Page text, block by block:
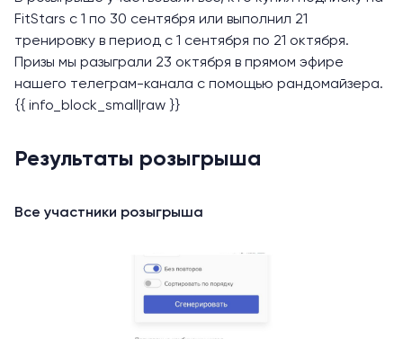
FitStars с 1 по 30 сентября или выполнил 21
тренировку в период с 1 сентября по 21 октября.
Призы мы разыграли 23 октября в прямом эфире
нашего телеграм-канала с помощью рандомайзера.
{{ info_block_small|raw }}
Результаты розыгрыша
Все участники розыгрыша